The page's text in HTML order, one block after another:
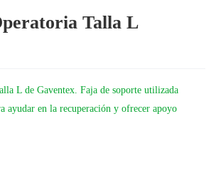
Talla L
L de Gaventex. Faja de soporte utilizada
ayudar en la recuperación y ofrecer apoyo